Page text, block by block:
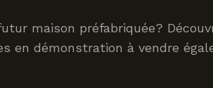
maison préfabriquée?
en démonstration à vendre